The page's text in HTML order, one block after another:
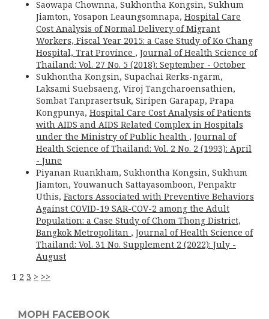
Saowapa Chownna, Sukhontha Kongsin, Sukhum
Jiamton, Yosapon Leaungsomnapa, Hospital Care
Cost Analysis of Normal Delivery of Migrant
Workers, Fiscal Year 2015: a Case Study of Ko Chang
Hospital, Trat Province , Journal of Health Science of
Thailand: Vol. 27 No. 5 (2018): September - October
Sukhontha Kongsin, Supachai Rerks-ngarm,
Laksami Suebsaeng, Viroj Tangcharoensathien,
Sombat Tanprasertsuk, Siripen Garapap, Prapa
Kongpunya, Hospital Care Cost Analysis of Patients
with AIDS and AIDS Related Complex in Hospitals
under the Ministry of Public health , Journal of
Health Science of Thailand: Vol. 2 No. 2 (1993): April
- June
Piyanan Ruankham, Sukhontha Kongsin, Sukhum
Jiamton, Youwanuch Sattayasomboon, Penpaktr
Uthis, Factors Associated with Preventive Behaviors
Against COVID-19 SAR-COV-2 among the Adult
Population: a Case Study of Chom Thong District,
Bangkok Metropolitan , Journal of Health Science of
Thailand: Vol. 31 No. Supplement 2 (2022): July -
August
1 2 3 > >>
MOPH FACEBOOK